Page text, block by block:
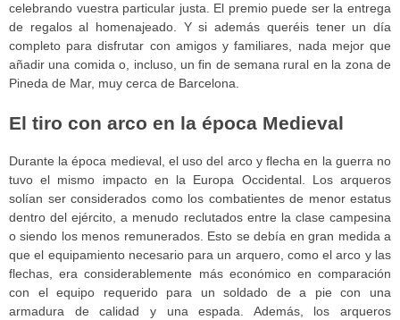
celebrando vuestra particular justa. El premio puede ser la entrega
de regalos al homenajeado. Y si además queréis tener un día
completo para disfrutar con amigos y familiares, nada mejor que
añadir una comida o, incluso, un fin de semana rural en la zona de
Pineda de Mar, muy cerca de Barcelona.
El tiro con arco en la época Medieval
Durante la época medieval, el uso del arco y flecha en la guerra no
tuvo el mismo impacto en la Europa Occidental. Los arqueros
solían ser considerados como los combatientes de menor estatus
dentro del ejército, a menudo reclutados entre la clase campesina
o siendo los menos remunerados. Esto se debía en gran medida a
que el equipamiento necesario para un arquero, como el arco y las
flechas, era considerablemente más económico en comparación
con el equipo requerido para un soldado de a pie con una
armadura de calidad y una espada. Además, los arqueros